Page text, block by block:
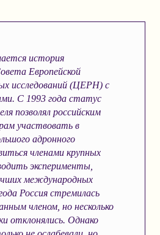
история
Европейской
исследований (ЦЕРН) с
С 1993 года статус
позволял российским
участвовать в
адронного
членами крупных
эксперименты,
международных
Россия стремилась
членом, но несколько
отклонялись. Однако